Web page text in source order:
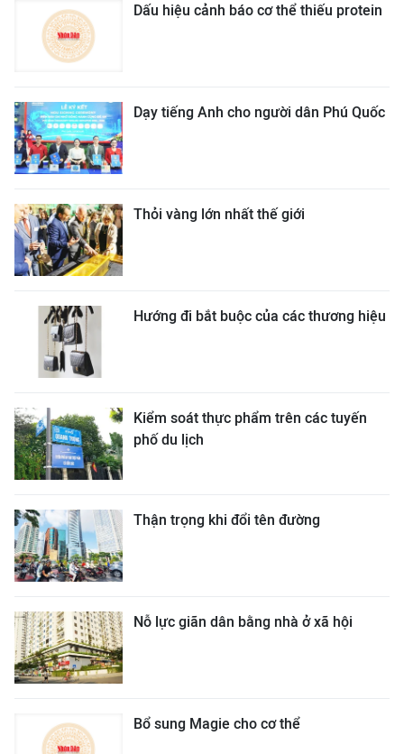
Dấu hiệu cảnh báo cơ thể thiếu protein
Dạy tiếng Anh cho người dân Phú Quốc
Thỏi vàng lớn nhất thế giới
Hướng đi bắt buộc của các thương hiệu
Kiểm soát thực phẩm trên các tuyến
phố du lịch
Thận trọng khi đổi tên đường
Nỗ lực giãn dân bằng nhà ở xã hội
Bổ sung Magie cho cơ thể